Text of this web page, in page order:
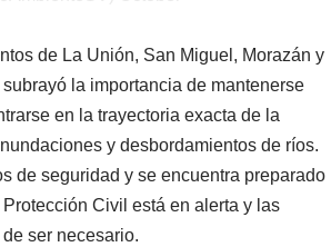
de La Unión, San Miguel, Morazán y
la importancia de mantenerse
en la trayectoria exacta de la
y desbordamientos de ríos.
de seguridad y se encuentra preparado
Civil está en alerta y las
ser necesario.